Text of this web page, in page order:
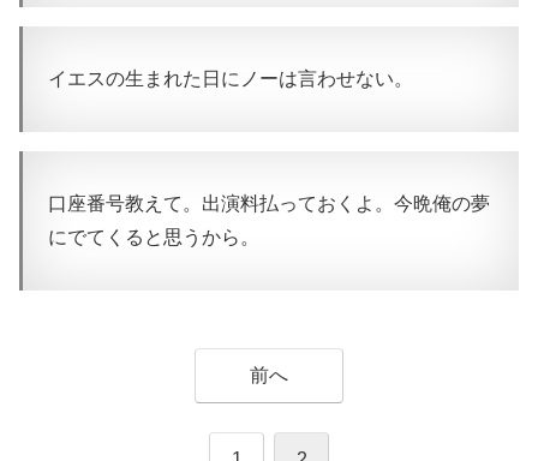
イエスの生まれた日にノーは言わせない。
口座番号教えて。出演料払っておくよ。今晩俺の夢
にでてくると思うから。
前へ